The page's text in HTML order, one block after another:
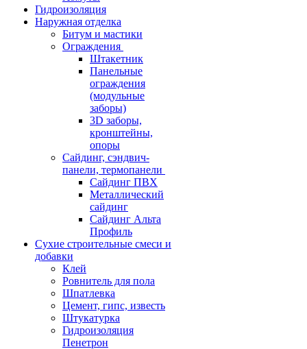
Гидроизоляция
Наружная отделка
Битум и мастики
Ограждения
Штакетник
Панельные
ограждения
(модульные
заборы)
3D заборы,
кронштейны,
опоры
Cайдинг, сэндвич-
панели, термопанели
Сайдинг ПВХ
Металлический
сайдинг
Сайдинг Альта
Профиль
Сухие строительные смеси и
добавки
Клей
Ровнитель для пола
Шпатлевка
Цемент, гипс, известь
Штукатурка
Гидроизоляция
Пенетрон